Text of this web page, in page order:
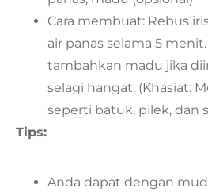
Cara membuat: Rebus
air panas selama 5
tambahkan madu jika
selagi hangat. (Khasiat:
seperti batuk, pilek, dan
Tips:
Anda dapat dengan